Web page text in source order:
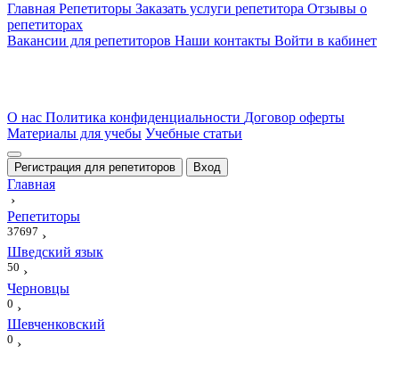
Главная Репетиторы Заказать услуги репетитора Отзывы о
репетиторах
Вакансии для репетиторов Наши контакты Войти в кабинет
О нас Политика конфиденциальности Договор оферты
Материалы для учебы Учебные статьи
Регистрация для репетиторов Вход
Главная
›
Репетиторы
37697 ›
Шведский язык
50 ›
Черновцы
0 ›
Шевченковский
0 ›